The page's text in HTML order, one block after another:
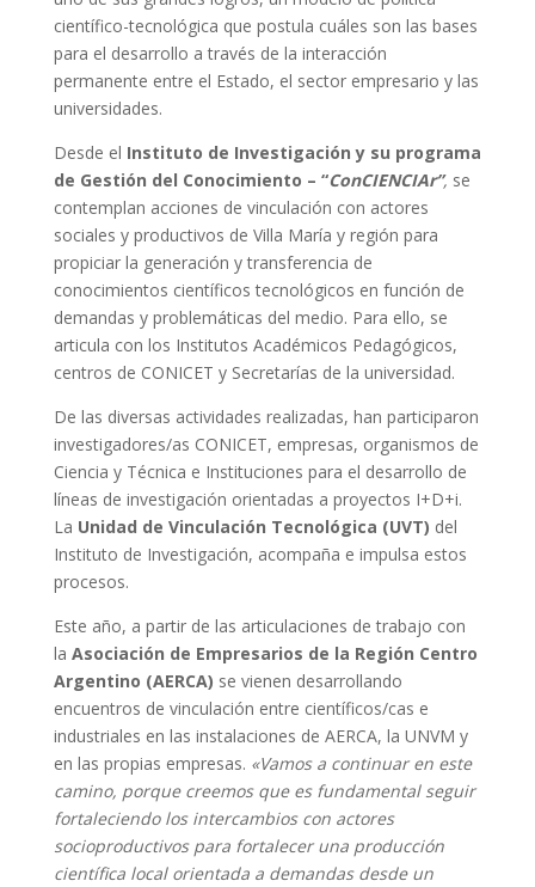
científico-tecnológica que postula cuáles son las bases
para el desarrollo a través de la interacción
permanente entre el Estado, el sector empresario y las
universidades.
Desde el Instituto de Investigación y su programa
de Gestión del Conocimiento – “ConCIENCIAr”, se
contemplan acciones de vinculación con actores
sociales y productivos de Villa María y región para
propiciar la generación y transferencia de
conocimientos científicos tecnológicos en función de
demandas y problemáticas del medio. Para ello, se
articula con los Institutos Académicos Pedagógicos,
centros de CONICET y Secretarías de la universidad.
De las diversas actividades realizadas, han participaron
investigadores/as CONICET, empresas, organismos de
Ciencia y Técnica e Instituciones para el desarrollo de
líneas de investigación orientadas a proyectos I+D+i.
La Unidad de Vinculación Tecnológica (UVT) del
Instituto de Investigación, acompaña e impulsa estos
procesos.
Este año, a partir de las articulaciones de trabajo con
la Asociación de Empresarios de la Región Centro
Argentino (AERCA) se vienen desarrollando
encuentros de vinculación entre científicos/cas e
industriales en las instalaciones de AERCA, la UNVM y
en las propias empresas. «Vamos a continuar en este
camino, porque creemos que es fundamental seguir
fortaleciendo los intercambios con actores
socioproductivos para fortalecer una producción
científica local orientada a demandas desde un